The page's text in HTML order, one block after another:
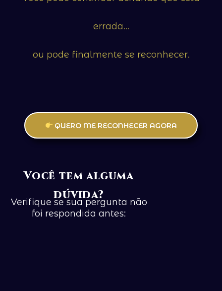
errada…
ou pode finalmente se reconhecer.
QUERO ME RECONHECER AGORA
Você tem alguma
dúvida?
Verifique se sua pergunta não
foi respondida antes: